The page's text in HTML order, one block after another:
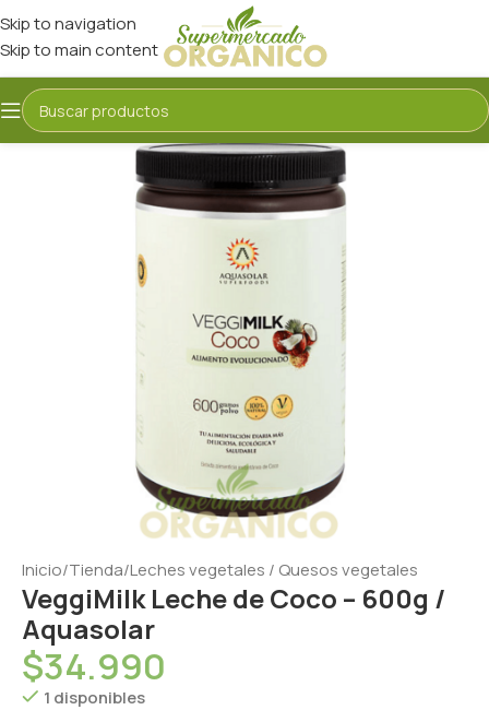
Skip to navigation
Skip to main content
Inicio/Tienda/Leches vegetales / Quesos vegetales
VeggiMilk Leche de Coco – 600g /
Aquasolar
$34.990
1 disponibles